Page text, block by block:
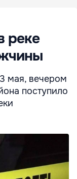
реке
мая, вечером
поступило